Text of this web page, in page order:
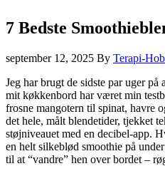
7 Bedste
september 12, 2025 By Terapi-
Jeg har brugt de sidste par uger
mit køkkenbord har været min
frosne mangotern til spinat, havre
det hele, målt blendetider, tjekket
støjniveauet med en decibel-app.
en helt silkeblød smoothie på
til at “vandre” hen over bordet –